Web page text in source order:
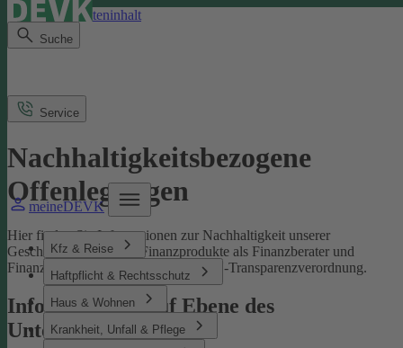
Direkt zum Seiteninhalt
Suche
meineDEVK
Kfz & Reise
Haftpflicht & Rechtsschutz
Haus & Wohnen
Krankheit, Unfall & Pflege
Service
Nachhaltigkeitsbezogene
Offenlegungen
Hier finden Sie Informationen zur Nachhaltigkeit unserer
Geschäftsprozesse und Finanzprodukte als Finanzberater und
Finanzmarktteilnehmer gemäß der EU-Transparenzverordnung.
Informationen auf Ebene des
Unternehmens